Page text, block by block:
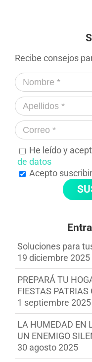
Recibe consejos
He leído y
de datos
Acepto
Soluciones para
19 diciembre 2025
PREPARÁ TU
FIESTAS
1 septiembre 2025
LA HUMEDAD EN
UN ENEMIGO
30 agosto 2025